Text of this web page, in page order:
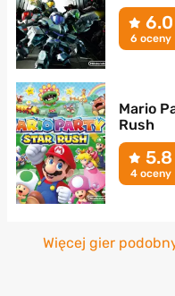
6.0
6 oceny
Mario
Rush
5.8
4 oceny
Więcej gier